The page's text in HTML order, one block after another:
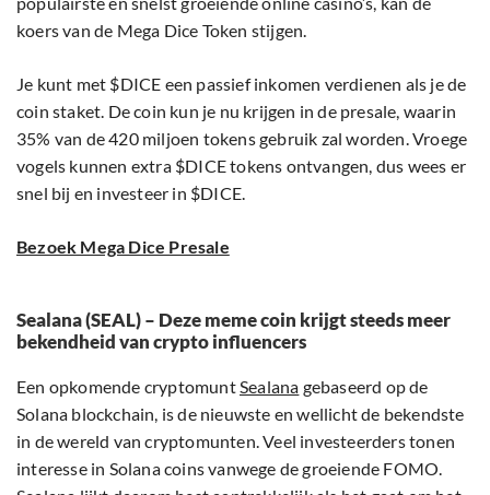
koers van de Mega Dice Token stijgen.
Je kunt met $DICE een passief inkomen verdienen als je de
coin staket. De coin kun je nu krijgen in de presale, waarin
35% van de 420 miljoen tokens gebruik zal worden. Vroege
vogels kunnen extra $DICE tokens ontvangen, dus wees er
snel bij en investeer in $DICE.
Bezoek Mega Dice Presale
Sealana (SEAL) – Deze meme coin krijgt steeds meer
bekendheid van crypto influencers
Een opkomende cryptomunt Sealana gebaseerd op de
Solana blockchain, is de nieuwste en wellicht de bekendste
in de wereld van cryptomunten. Veel investeerders tonen
interesse in Solana coins vanwege de groeiende FOMO.